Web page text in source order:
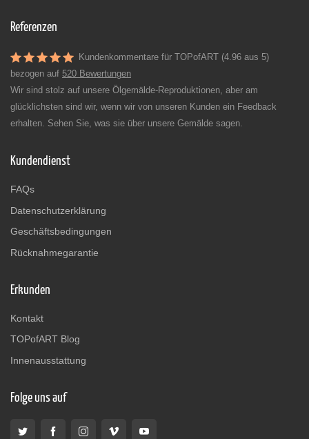
Referenzen
Kundenkommentare für TOPofART (4.96 aus 5)
bezogen auf 520 Bewertungen
Wir sind stolz auf unsere Ölgemälde-Reproduktionen, aber am
glücklichsten sind wir, wenn wir von unseren Kunden ein Feedback
erhalten. Sehen Sie, was sie über unsere Gemälde sagen.
Kundendienst
FAQs
Datenschutzerklärung
Geschäftsbedingungen
Rücknahmegarantie
Erkunden
Kontakt
TOPofART Blog
Innenausstattung
Folge uns auf